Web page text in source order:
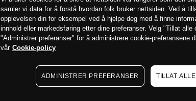
samler vi data for å forstå hvordan folk bruker nettsiden. Ved å
opplevelsen din for eksempel ved å hjelpe deg med å finne
innhold eller markedsføring etter dine preferanser. Velg "Tillat
"Administrer preferanser" for å administrere cookie-preferansene
vår Cookie-policy
ADMINISTRER PREFERANSER TILLAT